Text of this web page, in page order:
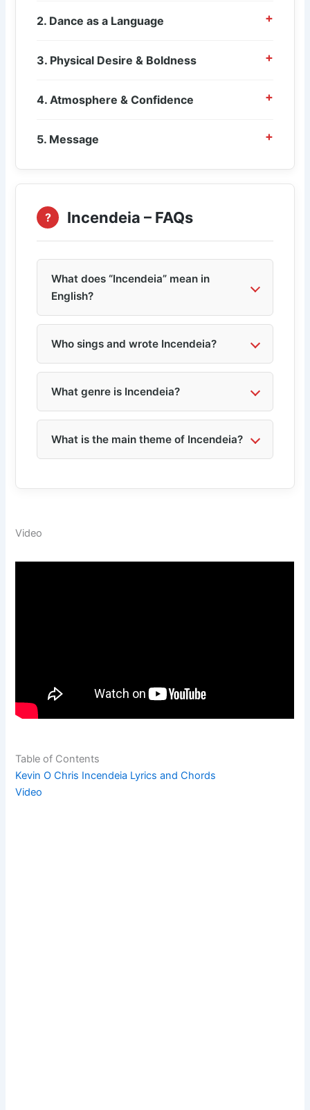
2. Dance as a Language
3. Physical Desire & Boldness
4. Atmosphere & Confidence
5. Message
? Incendeia – FAQs
What does “Incendeia” mean in
English?
Who sings and wrote Incendeia?
What genre is Incendeia?
What is the main theme of Incendeia?
Video
Table of Contents
Kevin O Chris Incendeia Lyrics and Chords
Video